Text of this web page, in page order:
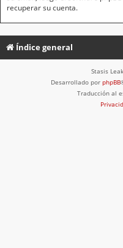
recuperar su cuenta.
Índice general
Stasis
Desarrollado por phpBB
Traducción al